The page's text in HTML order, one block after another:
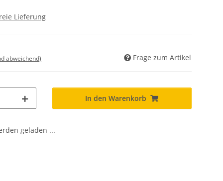
Lieferung
abweichend) Frage zum Artikel
In den Warenkorb
geladen ...